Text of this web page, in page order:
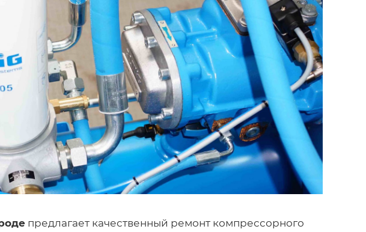
предлагает качественный ремонт компрессорного